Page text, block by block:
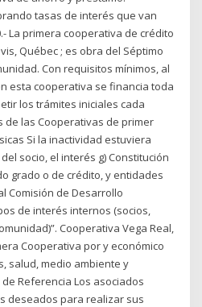
tasas de interés que van
La primera cooperativa de crédito
Québec ; es obra del Séptimo
Con requisitos mínimos, al
esta cooperativa se financia toda
los trámites iniciales cada
las Cooperativas de primer
Si la inactividad estuviera
socio, el interés g) Constitución
grado o de crédito, y entidades
Comisión de Desarrollo
de interés internos (socios,
Cooperativa Vega Real,
Cooperativa por y económico
salud, medio ambiente y
Referencia Los asociados
deseados para realizar sus